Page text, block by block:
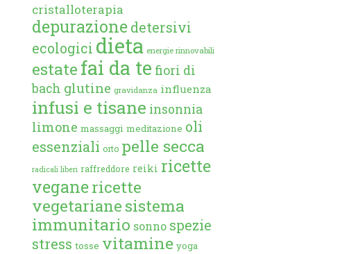
cristalloterapia
depurazione detersivi
ecologici dieta energie rinnovabili
estate fai da te fiori di
bach glutine gravidanza influenza
infusi e tisane insonnia
limone massaggi meditazione oli
essenziali orto pelle secca
radicali liberi raffreddore reiki ricette
veganericette
vegetariane sistema
immunitario sonno spezie
stress tosse vitamine yoga